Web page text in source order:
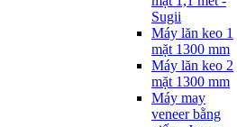
Sugii
Máy lăn keo 1
mặt 1300 mm
Máy lăn keo 2
mặt 1300 mm
Máy may
veneer bằng